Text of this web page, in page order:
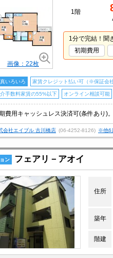
画像：22枚
1階
1分で完結！聞
初期費用
いろいろ 家賃クレジット払い可（※保証会
手数料家賃の55%以下 オンライン相談可能
会社エイブル 古川橋店 (06-4252-8126) ※他6
ン フェアリ－アオイ
住所
築年
階建